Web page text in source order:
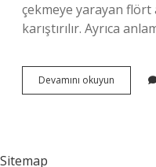
çekmeye yarayan flört
karıştırılır. Ayrıca
Devamını okuyun
I
Sitemap